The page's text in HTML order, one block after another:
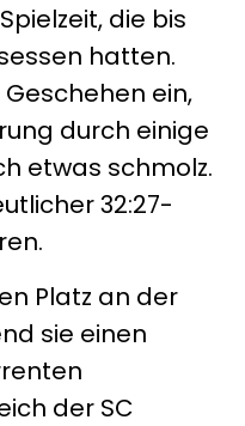
die bis
hatten.
ein,
durch einige
etwas schmolz.
32:27-
Platz an der
sie einen
der SC